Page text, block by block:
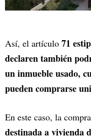
Así, el artículo 71
declaren también
un inmueble usado,
pueden comprarse
En este caso, la
destinada a vivienda